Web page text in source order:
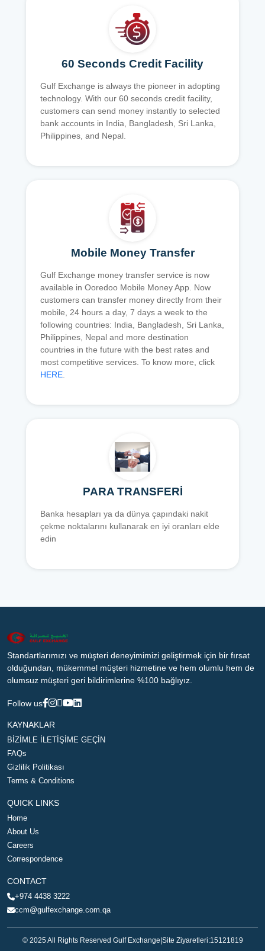
60 Seconds Credit Facility
Gulf Exchange is always the pioneer in adopting
technology. With our 60 seconds credit facility,
customers can send money instantly to selected
bank accounts in India, Bangladesh, Sri Lanka,
Philippines, and Nepal.
Mobile Money Transfer
Gulf Exchange money transfer service is now
available in Ooredoo Mobile Money App. Now
customers can transfer money directly from their
mobile, 24 hours a day, 7 days a week to the
following countries: India, Bangladesh, Sri Lanka,
Philippines, Nepal and more destination
countries in the future with the best rates and
most competitive services. To know more, click
HERE.
PARA TRANSFERİ
Banka hesapları ya da dünya çapındaki nakit
çekme noktalarını kullanarak en iyi oranları elde
edin
Standartlarımızı ve müşteri deneyimimizi geliştirmek için bir fırsat
olduğundan, mükemmel müşteri hizmetine ve hem olumlu hem de
olumsuz müşteri geri bildirimlerine %100 bağlıyız.
Follow us
KAYNAKLAR
BİZİMLE İLETİŞİME GEÇİN
FAQs
Gizlilik Politikası
Terms & Conditions
QUICK LINKS
Home
About Us
Careers
Correspondence
CONTACT
+974 4438 3222
ccm@gulfexchange.com.qa
© 2025 All Rights Reserved Gulf Exchange Site Ziyaretleri:15121819